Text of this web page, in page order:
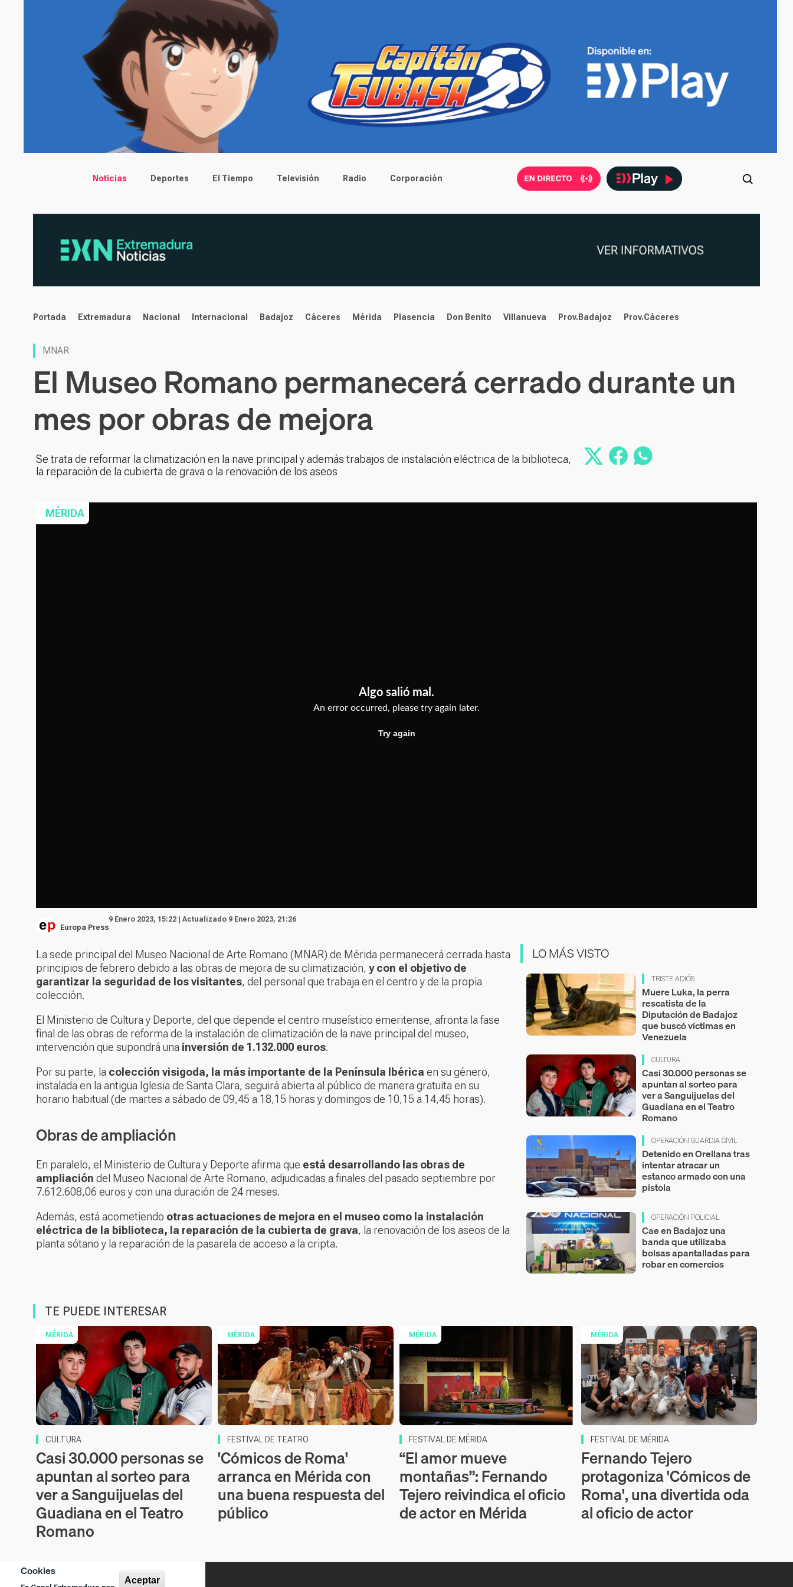
Cookies
Aceptar
Main menu
Noticias Deportes El Tiempo Televisión Radio Corporación
noticias
Portada Extremadura Nacional Internacional Badajoz Cáceres Mérida Plasencia Don Benito Villanueva Prov.Badajoz Prov.Cáceres
MNAR
El Museo Romano permanecerá cerrado durante un
mes por obras de mejora
Se trata de reformar la climatización en la nave principal y además trabajos de instalación eléctrica de la biblioteca,
la reparación de la cubierta de grava o la renovación de los aseos
MÉRIDA
Europa Press
9 Enero 2023, 15:22 | Actualizado 9 Enero 2023, 21:26
La sede principal del Museo Nacional de Arte Romano (MNAR) de Mérida permanecerá cerrada hasta
principios de febrero debido a las obras de mejora de su climatización, y con el objetivo de
garantizar la seguridad de los visitantes, del personal que trabaja en el centro y de la propia
colección.
El Ministerio de Cultura y Deporte, del que depende el centro museístico emeritense, afronta la fase
final de las obras de reforma de la instalación de climatización de la nave principal del museo,
intervención que supondrá una inversión de 1.132.000 euros.
Por su parte, la colección visigoda, la más importante de la Península Ibérica en su género,
instalada en la antigua Iglesia de Santa Clara, seguirá abierta al público de manera gratuita en su
horario habitual (de martes a sábado de 09,45 a 18,15 horas y domingos de 10,15 a 14,45 horas).
Obras de ampliación
En paralelo, el Ministerio de Cultura y Deporte afirma que está desarrollando las obras de
ampliación del Museo Nacional de Arte Romano, adjudicadas a finales del pasado septiembre por
7.612.608,06 euros y con una duración de 24 meses.
Además, está acometiendo otras actuaciones de mejora en el museo como la instalación
eléctrica de la biblioteca, la reparación de la cubierta de grava, la renovación de los aseos de la
planta sótano y la reparación de la pasarela de acceso a la cripta.
LO MÁS VISTO
TRISTE ADIÓS
Muere Luka, la perra
rescatista de la
Diputación de Badajoz
que buscó víctimas en
Venezuela
CULTURA
Casi 30.000 personas se
apuntan al sorteo para
ver a Sanguijuelas del
Guadiana en el Teatro
Romano
OPERACIÓN GUARDIA CIVIL
Detenido en Orellana tras
intentar atracar un
estanco armado con una
pistola
OPERACIÓN POLICIAL
Cae en Badajoz una
banda que utilizaba
bolsas apantalladas para
robar en comercios
TE PUEDE INTERESAR
MÉRIDA
CULTURA
Casi 30.000 personas se
apuntan al sorteo para
ver a Sanguijuelas del
Guadiana en el Teatro
Romano
MÉRIDA
FESTIVAL DE TEATRO
'Cómicos de Roma'
arranca en Mérida con
una buena respuesta del
público
MÉRIDA
FESTIVAL DE MÉRIDA
“El amor mueve
montañas”: Fernando
Tejero reivindica el oficio
de actor en Mérida
MÉRIDA
FESTIVAL DE MÉRIDA
Fernando Tejero
protagoniza 'Cómicos de
Roma', una divertida oda
al oficio de actor